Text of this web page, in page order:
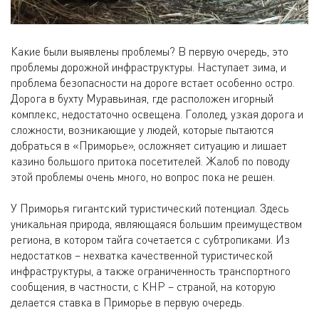
Какие были выявлены проблемы? В первую очередь, это
проблемы дорожной инфраструктуры. Наступает зима, и
проблема безопасности на дороге встает особенно остро.
Дорога в бухту Муравьиная, где расположен игорный
комплекс, недостаточно освещена. Гололед, узкая дорога и
сложности, возникающие у людей, которые пытаются
добраться в «Приморье», осложняет ситуацию и лишает
казино большого притока посетителей. Жалоб по поводу
этой проблемы очень много, но вопрос пока не решен.
У Приморья гигантский туристический потенциал. Здесь
уникальная природа, являющаяся большим преимуществом
региона, в котором тайга сочетается с субтропиками. Из
недостатков – нехватка качественной туристической
инфраструктуры, а также ограниченность транспортного
сообщения, в частности, с КНР – страной, на которую
делается ставка в Приморье в первую очередь.